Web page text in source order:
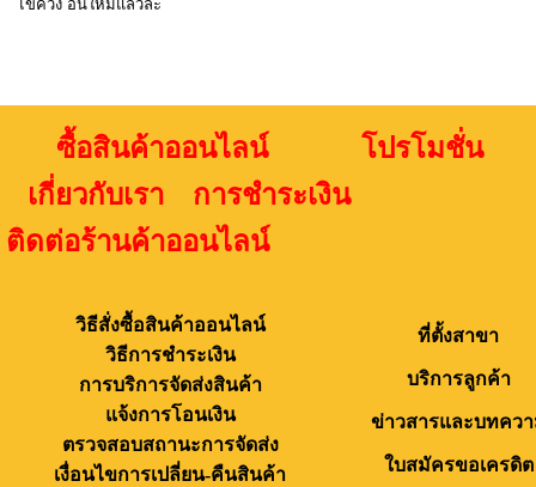
ไขควง อันใหม่แล้วล่ะ
ซื้อสินค้าออนไลน์ โปรโมชั่น
เกี่ยวกับเรา การชำระเงิน
ติดต่อร้านค้าออนไลน์
วิธีสั่งซื้อสินค้าออนไลน์
วิธีการชำระเงิน
การบริการจัดส่งสินค้า
แจ้งการโอนเงิน
ตรวจสอบสถานะการจัดส่ง
เงื่อนไขการเปลี่ยน-คืนสินค้า
ที่ตั้งสาขา
บริการลูกค้า
ข่าวสารและบทคว
ใบสมัครขอเครดิต